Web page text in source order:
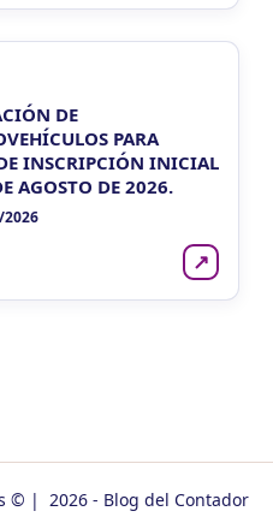
DE
PARA
INSCRIPCIÓN INICIAL
AGOSTO DE 2026.
2026
↗
© | 2026 - Blog del Contador